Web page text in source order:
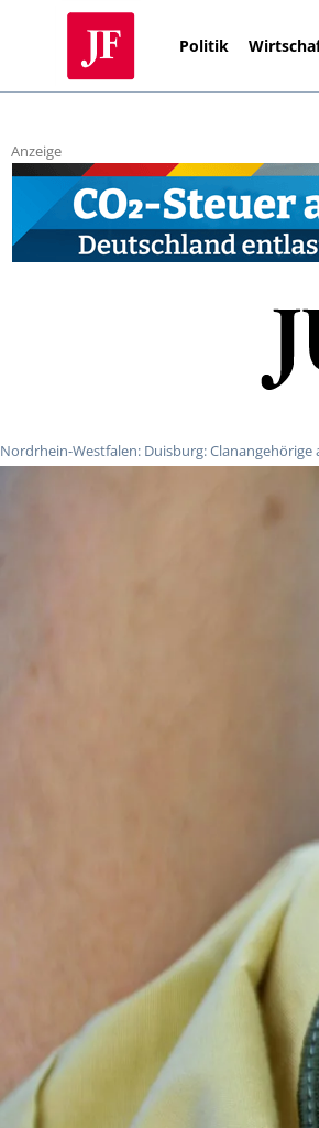
Politik
Anzeige
Nordrhein-Westfalen: Duisburg: